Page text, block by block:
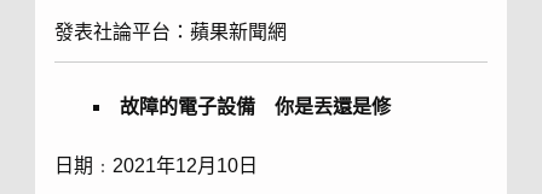
發表社論平台：蘋果新聞網
故障的電子設備 你是丟還是修
日期﹕2021年12月10日